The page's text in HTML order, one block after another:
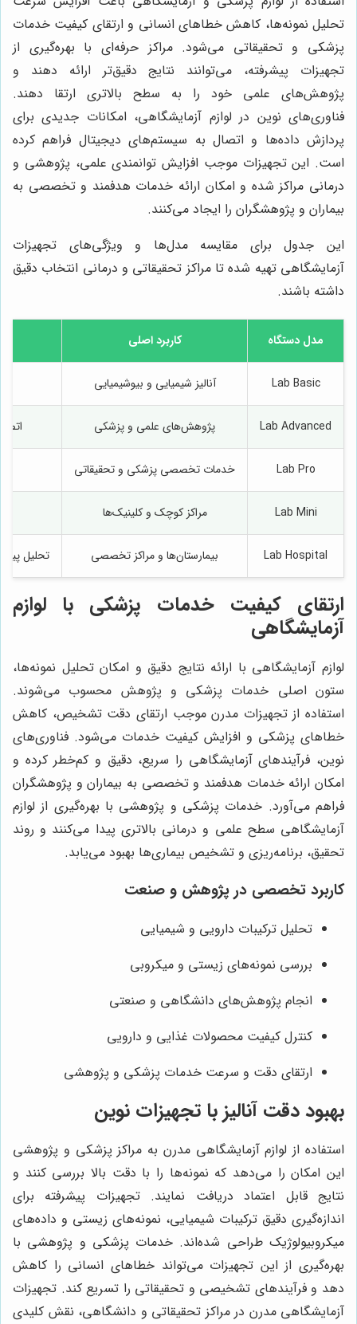
تحلیل نمونه‌ها، کاهش خطاهای انسانی و ارتقای کیفیت خدمات
پزشکی و تحقیقاتی می‌شود. مراکز حرفه‌ای با بهره‌گیری از
تجهیزات پیشرفته، می‌توانند نتایج دقیق‌تر ارائه دهند و
پژوهش‌های علمی خود را به سطح بالاتری ارتقا دهند.
فناوری‌های نوین در لوازم آزمایشگاهی، امکانات جدیدی برای
پردازش داده‌ها و اتصال به سیستم‌های دیجیتال فراهم کرده
است. این تجهیزات موجب افزایش توانمندی علمی، پژوهشی و
درمانی مراکز شده و امکان ارائه خدمات هدفمند و تخصصی به
بیماران و پژوهشگران را ایجاد می‌کنند.
این جدول برای مقایسه مدل‌ها و ویژگی‌های تجهیزات
آزمایشگاهی تهیه شده تا مراکز تحقیقاتی و درمانی انتخاب دقیق
داشته باشند.
مدل دستگاه کاربرد اصلی
Lab Basic آنالیز شیمیایی و بیوشیمیایی
Lab Advanced پژوهش‌های علمی و پزشکی
Lab Pro خدمات تخصصی پزشکی و تحقیقاتی
Lab Mini مراکز کوچک و کلینیک‌ها
Lab Hospital بیمارستان‌ها و مراکز تخصصی تحلیل
ارتقای کیفیت خدمات پزشکی با لوازم
آزمایشگاهی
لوازم آزمایشگاهی با ارائه نتایج دقیق و امکان تحلیل نمونه‌ها،
ستون اصلی خدمات پزشکی و پژوهش محسوب می‌شوند.
استفاده از تجهیزات مدرن موجب ارتقای دقت تشخیص، کاهش
خطاهای پزشکی و افزایش کیفیت خدمات می‌شود. فناوری‌های
نوین، فرآیندهای آزمایشگاهی را سریع، دقیق و کم‌خطر کرده و
امکان ارائه خدمات هدفمند و تخصصی به بیماران و پژوهشگران
فراهم می‌آورد. خدمات پزشکی و پژوهشی با بهره‌گیری از لوازم
آزمایشگاهی سطح علمی و درمانی بالاتری پیدا می‌کنند و روند
تحقیق، برنامه‌ریزی و تشخیص بیماری‌ها بهبود می‌یابد.
کاربرد تخصصی در پژوهش و صنعت
تحلیل ترکیبات دارویی و شیمیایی
بررسی نمونه‌های زیستی و میکروبی
انجام پژوهش‌های دانشگاهی و صنعتی
کنترل کیفیت محصولات غذایی و دارویی
ارتقای دقت و سرعت خدمات پزشکی و پژوهشی
بهبود دقت آنالیز با تجهیزات نوین
استفاده از لوازم آزمایشگاهی مدرن به مراکز پزشکی و پژوهشی
این امکان را می‌دهد که نمونه‌ها را با دقت بالا بررسی کنند و
نتایج قابل اعتماد دریافت نمایند. تجهیزات پیشرفته برای
اندازه‌گیری دقیق ترکیبات شیمیایی، نمونه‌های زیستی و داده‌های
میکروبیولوژیک طراحی شده‌اند. خدمات پزشکی و پژوهشی با
بهره‌گیری از این تجهیزات می‌تواند خطاهای انسانی را کاهش
دهد و فرآیندهای تشخیصی و تحقیقاتی را تسریع کند. تجهیزات
آزمایشگاهی مدرن در مراکز تحقیقاتی و دانشگاهی، نقش کلیدی